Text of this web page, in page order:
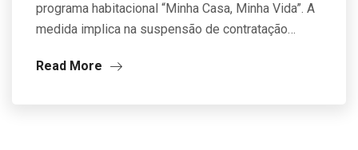
programa habitacional “Minha Casa, Minha Vida”. A
medida implica na suspensão de contratação…
Read More